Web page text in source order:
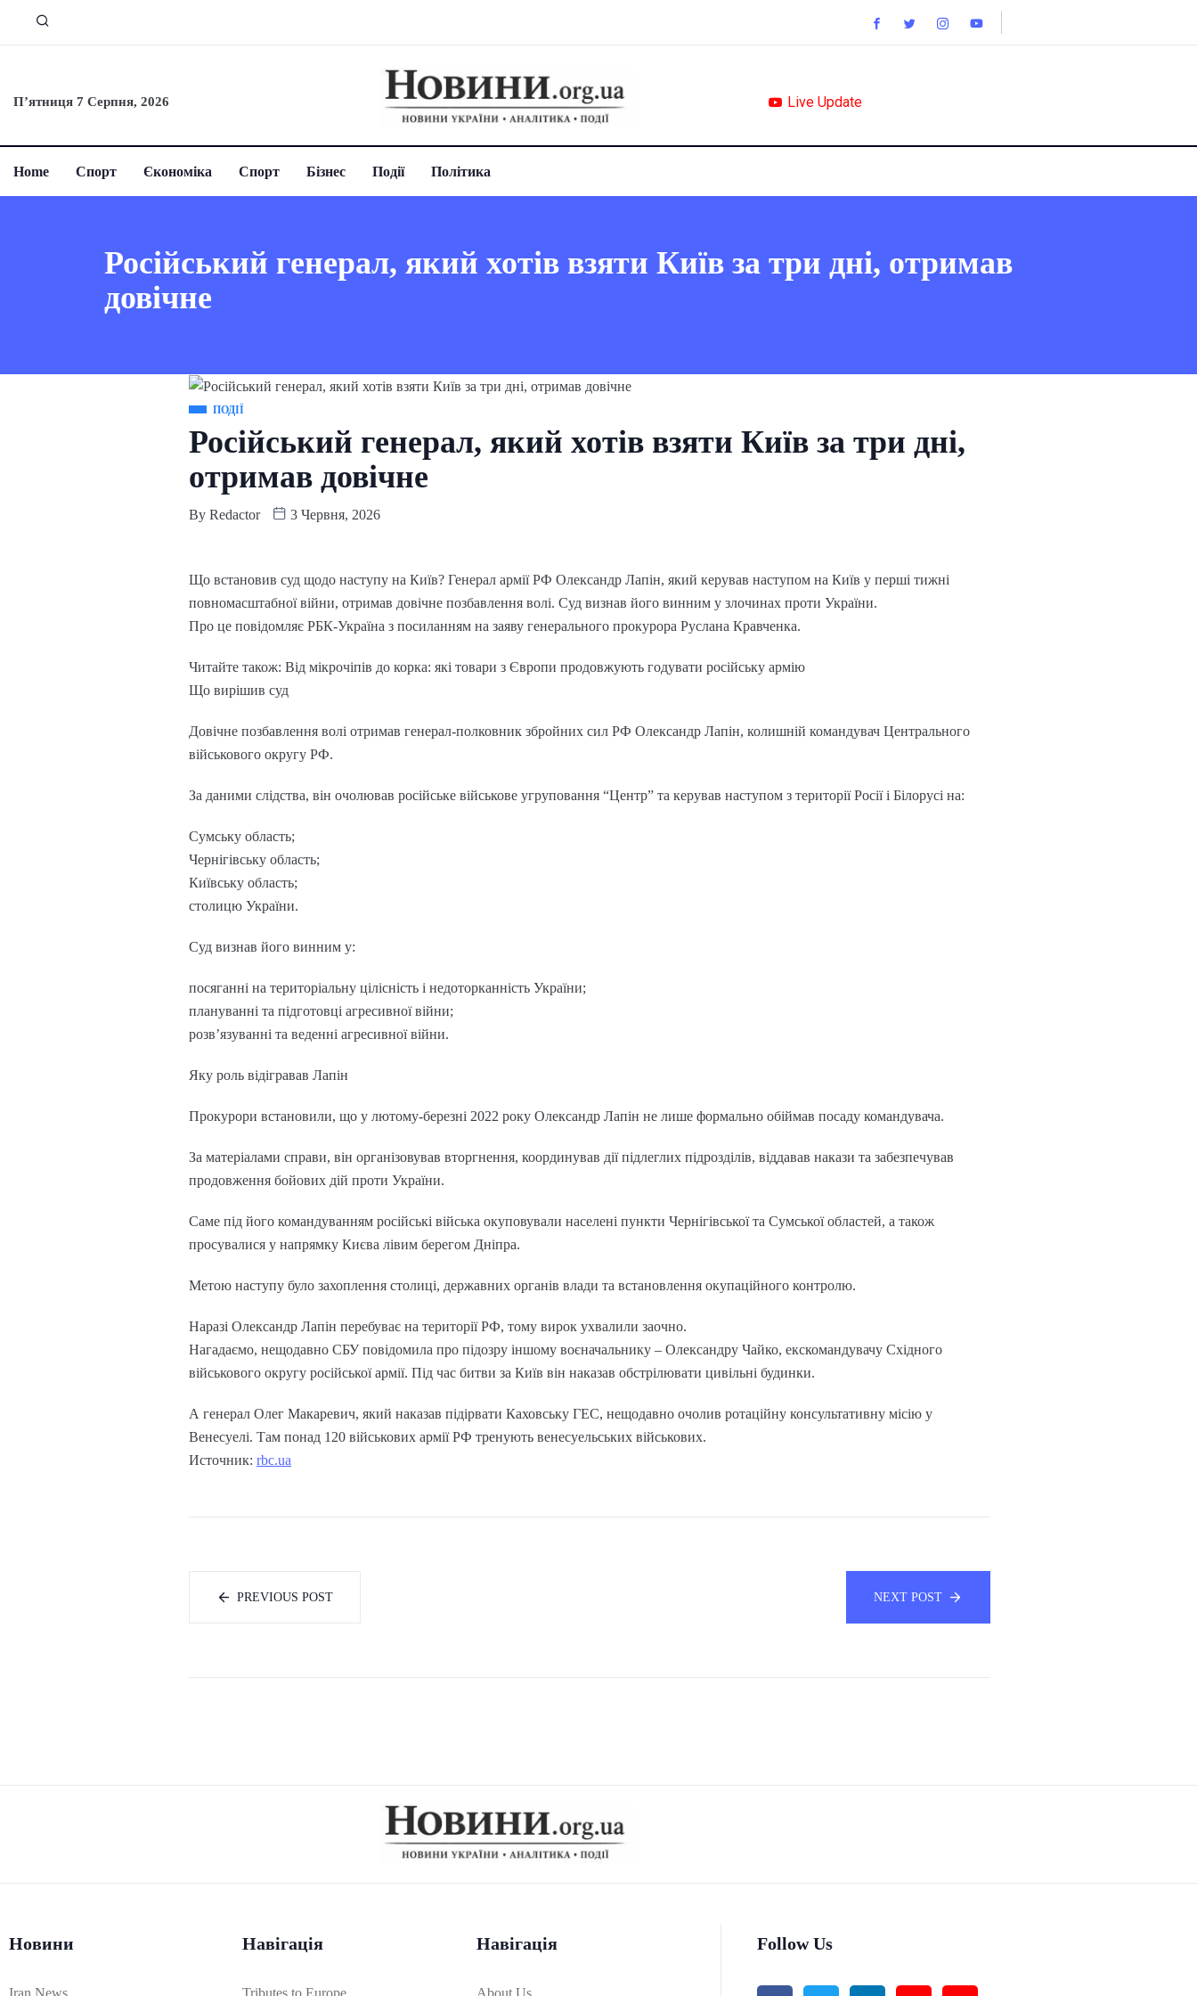
П’ятниця 7 Серпня, 2026 Live Update
Home Спорт Єкономіка Спорт Бізнес Події Політика
Російський генерал, який хотів взяти Київ за три дні, отримав
довічне
ПОДІЇ
Російський генерал, який хотів взяти Київ за три дні,
отримав довічне
By Redactor 3 Червня, 2026
Що встановив суд щодо наступу на Київ? Генерал армії РФ Олександр Лапін, який керував наступом на Київ у перші тижні
повномасштабної війни, отримав довічне позбавлення волі. Суд визнав його винним у злочинах проти України.
Про це повідомляє РБК-Україна з посиланням на заяву генерального прокурора Руслана Кравченка.
Читайте також: Від мікрочіпів до корка: які товари з Європи продовжують годувати російську армію
Що вирішив суд
Довічне позбавлення волі отримав генерал-полковник збройних сил РФ Олександр Лапін, колишній командувач Центрального
військового округу РФ.
За даними слідства, він очолював російське військове угруповання “Центр” та керував наступом з території Росії і Білорусі на:
Сумську область;
Чернігівську область;
Київську область;
столицю України.
Суд визнав його винним у:
посяганні на територіальну цілісність і недоторканність України;
плануванні та підготовці агресивної війни;
розв’язуванні та веденні агресивної війни.
Яку роль відігравав Лапін
Прокурори встановили, що у лютому-березні 2022 року Олександр Лапін не лише формально обіймав посаду командувача.
За матеріалами справи, він організовував вторгнення, координував дії підлеглих підрозділів, віддавав накази та забезпечував
продовження бойових дій проти України.
Саме під його командуванням російські війська окуповували населені пункти Чернігівської та Сумської областей, а також
просувалися у напрямку Києва лівим берегом Дніпра.
Метою наступу було захоплення столиці, державних органів влади та встановлення окупаційного контролю.
Наразі Олександр Лапін перебуває на території РФ, тому вирок ухвалили заочно.
Нагадаємо, нещодавно СБУ повідомила про підозру іншому воєначальнику – Олександру Чайко, екскомандувачу Східного
військового округу російської армії. Під час битви за Київ він наказав обстрілювати цивільні будинки.
А генерал Олег Макаревич, який наказав підірвати Каховську ГЕС, нещодавно очолив ротаційну консультативну місію у
Венесуелі. Там понад 120 військових армії РФ тренують венесуельських військових.
Источник: rbc.ua
PREVIOUS POST NEXT POST
Новини Навігація Навігація Follow Us